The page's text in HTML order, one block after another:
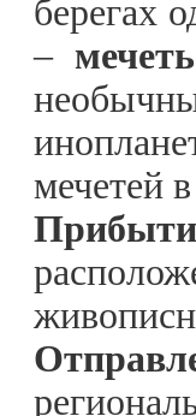
берегах
–
мечетей